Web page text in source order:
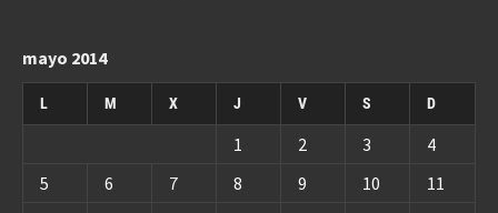
mayo 2014
L M X J V S D
1 2 3
4
5
6 7 8 9 10
11